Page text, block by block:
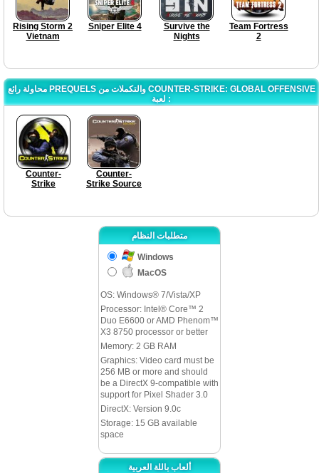
Rising Storm 2
Vietnam
Sniper Elite 4
Survive the
Nights
Team Fortress
2
محاولة رائع PREQUELS والتكملات من COUNTER-STRIKE: GLOBAL OFFENSIVE
لعبة :
Counter-
Strike
Counter-
Strike Source
متطلبات النظام
Windows
MacOS
OS: Windows® 7/Vista/XP
Processor: Intel® Core™ 2
Duo E6600 or AMD Phenom™
X3 8750 processor or better
Memory: 2 GB RAM
Graphics: Video card must be
256 MB or more and should
be a DirectX 9-compatible with
support for Pixel Shader 3.0
DirectX: Version 9.0c
Storage: 15 GB available
space
ألعاب باللة العربية